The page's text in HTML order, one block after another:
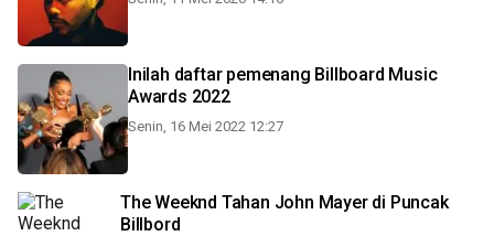
Inilah daftar pemenang Billboard Music
Awards 2022
Senin, 16 Mei 2022 12:27
The Weeknd Tahan John Mayer di Puncak
Billbord